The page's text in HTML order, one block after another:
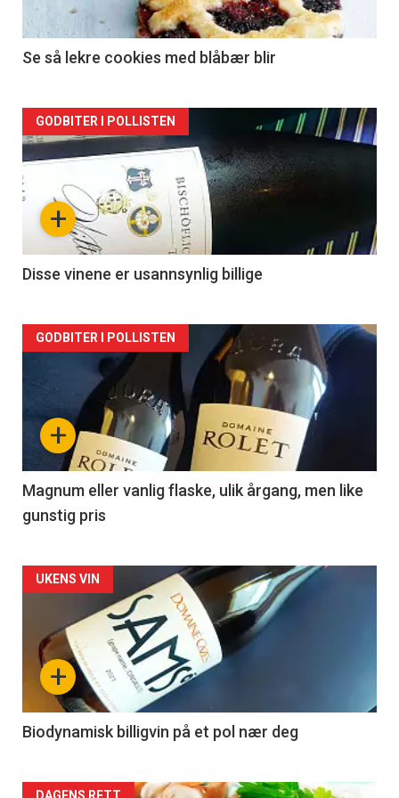
Se så lekre cookies med blåbær blir
Forsiden
akkurat
nå
2
+
GODBITER I POLLISTEN
Disse vinene er usannsynlig billige
Forsiden
akkurat
nå
3
+
GODBITER I POLLISTEN
Magnum eller vanlig flaske, ulik årgang, men like
gunstig pris
Forsiden
akkurat
nå
4
+
UKENS VIN
Biodynamisk billigvin på et pol nær deg